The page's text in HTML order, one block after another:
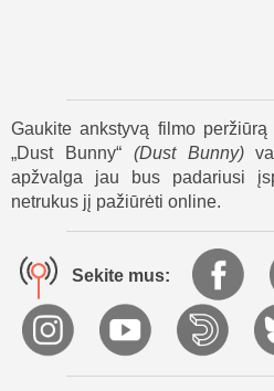
Kai persekiojimas grįžta į
visu įniršiu, tarsi maitindamasi
skausmu. Iškyla dalinės tiesos
baugi mintis, kad Dust Bunny
reikia nugalėti - tai jėga, kurią
ji nesunaikino visko aplink.
Gaukite ankstyvą filmo
„Dust Bunny“ (Dust Bunny)
apžvalga jau bus padariusi
netrukus jį pažiūrėti online.
Sekite mus: